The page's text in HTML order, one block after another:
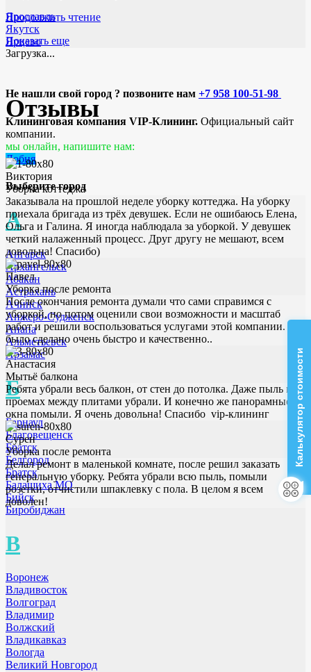
Ярославль
Якутск
Ярцево
Не нашли свой город ? позвоните нам +7 958 100-51-98
Клининговая компания VIP-Клининг. Официальный сайт
компании.
мы онлайн, напишите нам:
Лобня
Выберите город
А
Ангарск
Архангельск
Абакан
Астрахань
Ачинск
Анжеро-Судженск
Анапа
Альметьевск
Арзамас
Б
Барнаул
Благовещенск
Братск
Белгород
Братск
Балашиха МО
Бийск
Биробиджан
В
Воронеж
Владивосток
Волгоград
Владимир
Волжский
Владикавказ
Вологда
Великий Новгород
Продолжить чтение
Показать еще
Загрузка...
Отзывы
Виктория
Уборка коттеджа
Заказывала на прошлой неделе уборку коттеджа. На уборку
приехала бригада из трёх девушек. Если не ошибаюсь Елена,
Ольга и Галина. Я иногда наблюдала за уборкой. У девушек
четкий налаженный процесс. Друг другу не мешают, всем
довольна! Спасибо)
Павел
Уборка после ремонта
После окончания ремонта думали что сами справимся с
уборкой, но потом оценили свои возможности и масштаб
работ и решили воспользоваться услугами этой компании. Все
было сделано очень быстро и качественно..
Анастасия
Мытьё балкона
Ребята убрали весь балкон, от стен до потолка. Даже пыль в
проемах между плитами убрали. И конечно же панорамные
окна помыли. Я очень довольна! Спасибо vip-клининг
Сурен
Уборка после ремонта
Делал ремонт в маленькой комнате, после решил заказать
генеральную уборку. Ребята убрали всю пыль, помыли
розетки, отчистили шпаклевку с пола. В целом я всем
доволен!
Калькулятор стоимости